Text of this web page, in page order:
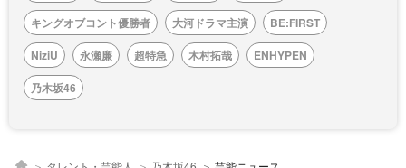
キングオブコント優勝者
大河ドラマ主演
BE:FIRST
NiziU
永瀬廉 超特急 木村拓哉
ENHYPEN
乃木坂46